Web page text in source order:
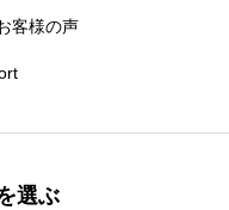
客様の声
選ぶ